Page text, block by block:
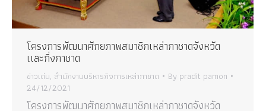
โครงการพัฒนาศักยภาพสมาชิกเหล่ากาชาดจังหวัด
เเละกิ่งกาชาด
ข่าวเด่น, สำนักงานบริหารกิจการเหล่ากาชาด By pradit pamon
24/12/2021
โครงการพัฒนาศักยภาพสมาชิกเหล่ากาชาดจังหวัด